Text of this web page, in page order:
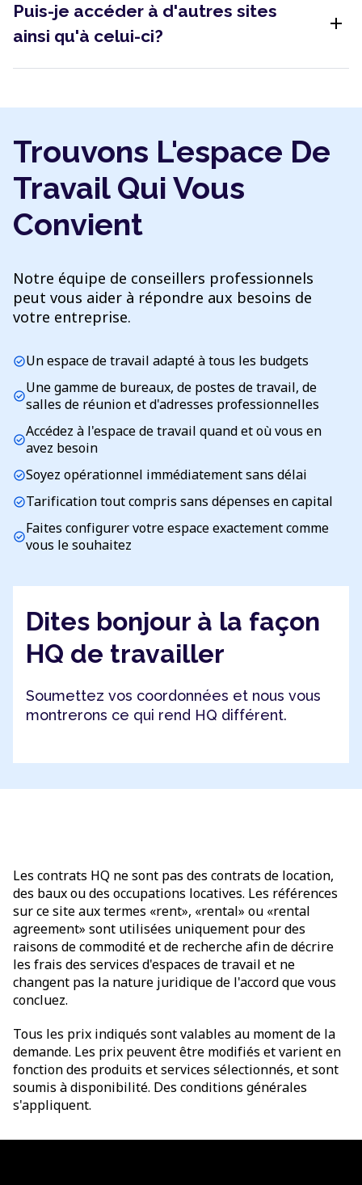
Puis-je accéder à d'autres sites
ainsi qu'à celui-ci?
add
Trouvons L'espace De
Travail Qui Vous
Convient
Notre équipe de conseillers professionnels
peut vous aider à répondre aux besoins de
votre entreprise.
check_circleUn espace de travail adapté à tous les budgets
check_circleUne gamme de bureaux, de postes de travail, de
salles de réunion et d'adresses professionnelles
check_circleAccédez à l'espace de travail quand et où vous en
avez besoin
check_circleSoyez opérationnel immédiatement sans délai
check_circleTarification tout compris sans dépenses en capital
check_circleFaites configurer votre espace exactement comme
vous le souhaitez
Dites bonjour à la façon
HQ de travailler
Soumettez vos coordonnées et nous vous
montrerons ce qui rend HQ différent.
Les contrats HQ ne sont pas des contrats de location,
des baux ou des occupations locatives. Les références
sur ce site aux termes «rent», «rental» ou «rental
agreement» sont utilisées uniquement pour des
raisons de commodité et de recherche afin de décrire
les frais des services d'espaces de travail et ne
changent pas la nature juridique de l'accord que vous
concluez.
Tous les prix indiqués sont valables au moment de la
demande. Les prix peuvent être modifiés et varient en
fonction des produits et services sélectionnés, et sont
soumis à disponibilité. Des conditions générales
s'appliquent.